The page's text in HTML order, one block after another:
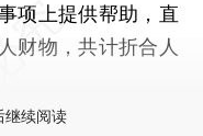
项上提供帮助，直
财物，共计折合人
继续阅读